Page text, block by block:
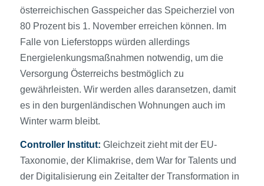
österreichischen Gasspeicher das Speicherziel von
80 Prozent bis 1. November erreichen können. Im
Falle von Lieferstopps würden allerdings
Energielenkungsmaßnahmen notwendig, um die
Versorgung Österreichs bestmöglich zu
gewährleisten. Wir werden alles daransetzen, damit
es in den burgenländischen Wohnungen auch im
Winter warm bleibt.
Controller Institut: Gleichzeit zieht mit der EU-
Taxonomie, der Klimakrise, dem War for Talents und
der Digitalisierung ein Zeitalter der Transformation in